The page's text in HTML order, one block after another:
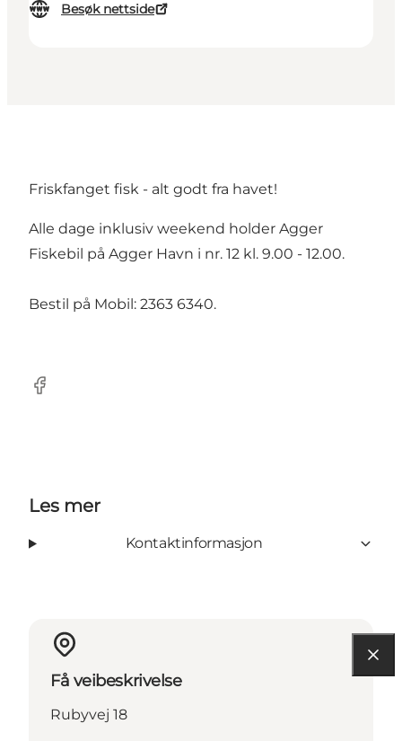
Besøk nettside
Friskfanget fisk - alt godt fra havet!
Alle dage inklusiv weekend holder Agger
Fiskebil på Agger Havn i nr. 12 kl. 9.00 - 12.00.
Bestil på Mobil: 2363 6340.
Facebook
Les mer
Kontaktinformasjon
Få veibeskrivelse
Rubyvej 18